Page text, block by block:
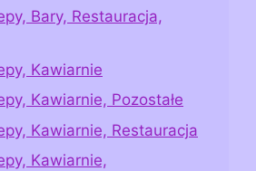
Bary, Restauracja,
Kawiarnie
Kawiarnie, Pozostałe
Kawiarnie, Restauracja
Kawiarnie,